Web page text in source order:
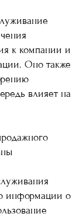
к компании и
Оно также
влияет на
информации о